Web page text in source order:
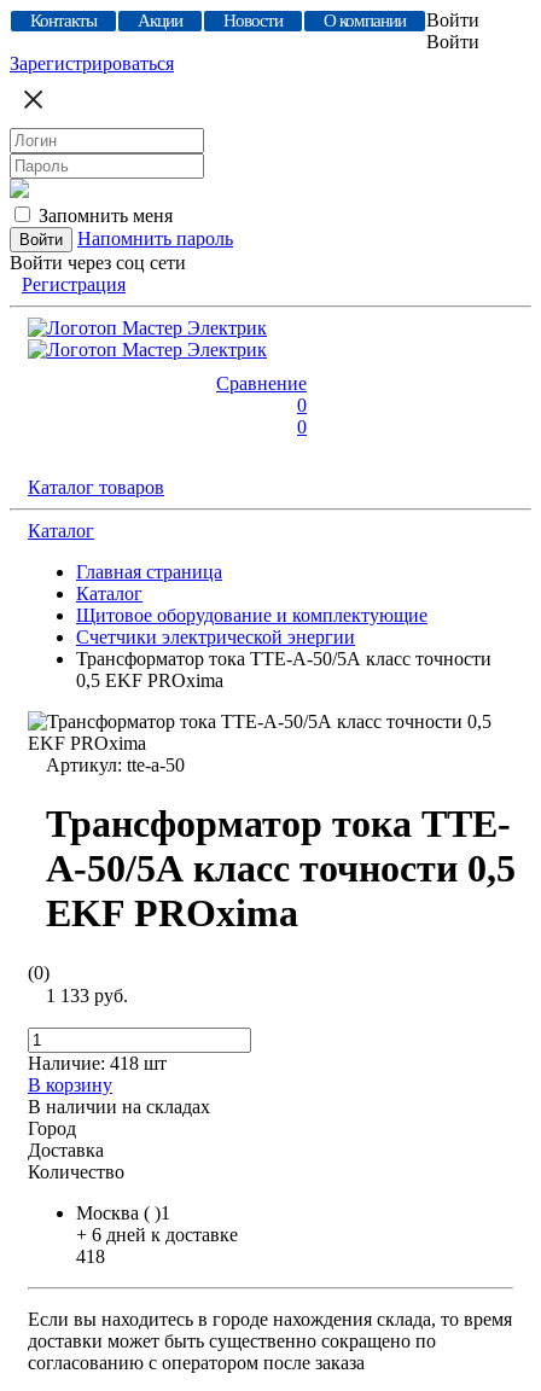
Контакты Акции Новости О компании
Войти
Войти
Зарегистрироваться
Запомнить меня
Напомнить пароль
Войти через соц сети
Регистрация
Сравнение
0
0
Каталог товаров
Каталог
Главная страница
Каталог
Щитовое оборудование и комплектующие
Счетчики электрической энергии
Трансформатор тока ТТЕ-А-50/5А класс точности
0,5 EKF PROxima
Артикул: tte-a-50
Трансформатор тока ТТЕ-
А-50/5А класс точности 0,5
EKF PROxima
(0)
1 133 руб.
Наличие: 418 шт
В корзину
В наличии на складах
Город
Доставка
Количество
Москва ( )1
+ 6 дней к доставке
418
Если вы находитесь в городе нахождения склада, то время
доставки может быть существенно сокращено по
согласованию с оператором после заказа